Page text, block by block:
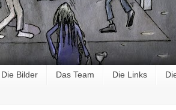
Die Bilder Das Team Die Links